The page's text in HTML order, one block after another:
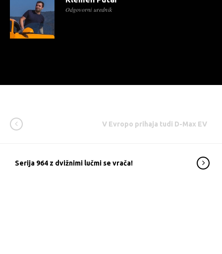
Odgovorni urednik
V Evropo prihaja tudi D-Max EV
Serija 964 z dvižnimi lučmi se vrača!